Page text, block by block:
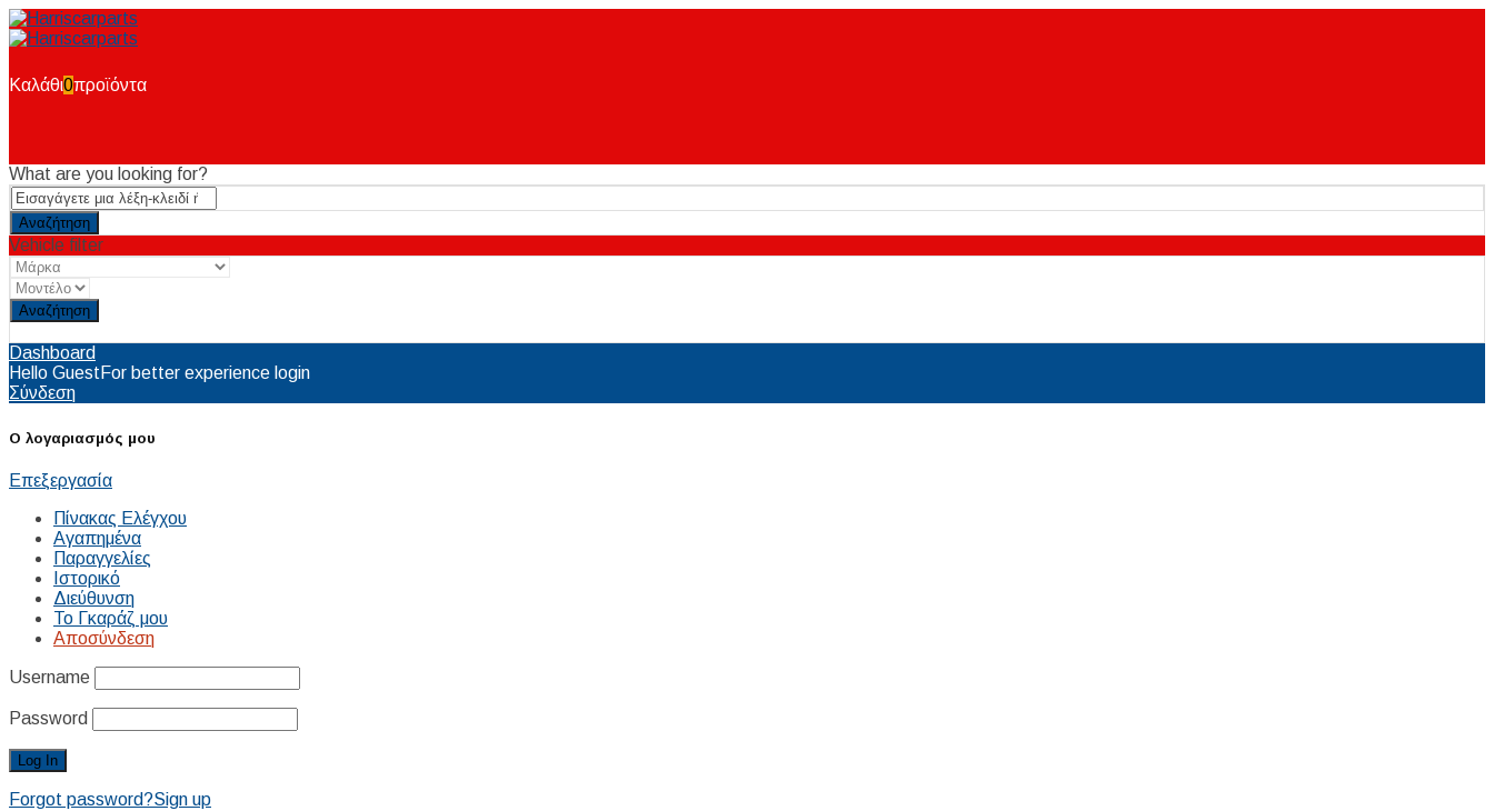
Καλάθι0προϊόντα
What are you looking for?
Vehicle filter
Dashboard
Hello Guest For better experience login
Σύνδεση
Ο λογαριασμός μου
Επεξεργασία
Πίνακας Ελέγχου
Αγαπημένα
Παραγγελίες
Ιστορικό
Διεύθυνση
Το Γκαράζ μου
Αποσύνδεση
Username
Password
Forgot password?Sign up